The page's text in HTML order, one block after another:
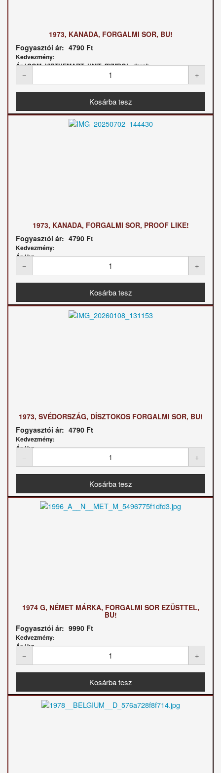
1973, KANADA, FORGALMI SOR, BU!
Fogyasztói ár: 4790 Ft
Kedvezmény:
Ár / COM_VIRTUEMART_UNIT_SYMBOL_darab:
1973, KANADA, FORGALMI SOR, PROOF LIKE!
Fogyasztói ár: 4790 Ft
Kedvezmény:
Ár / kg:
1973, SVÉDORSZÁG, DÍSZTOKOS FORGALMI SOR, BU!
Fogyasztói ár: 4790 Ft
Kedvezmény:
Ár / kg:
1974 G, NÉMET MÁRKA, FORGALMI SOR EZÜSTTEL,
BU!
Fogyasztói ár: 9990 Ft
Kedvezmény:
Ár / kg: